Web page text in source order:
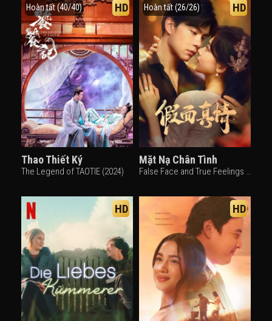
Hoàn tất (40/40) HD
Thao Thiết Ký
The Legend of TAOTIE (2024)
Hoàn tất (26/26) HD
Mặt Nạ Chân Tình
False Face and True Feelings (2024)
HD HD